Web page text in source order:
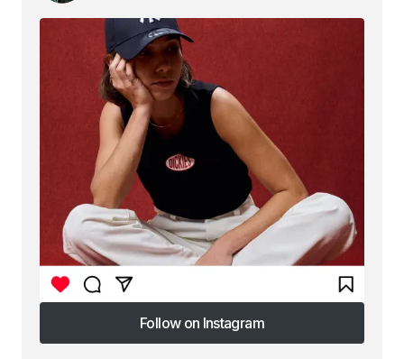
Follow on Instagram
Follow on Instagram